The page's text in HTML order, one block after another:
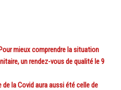
mieux comprendre la situation
un rendez-vous de qualité le 9
de la Covid aura aussi été celle de